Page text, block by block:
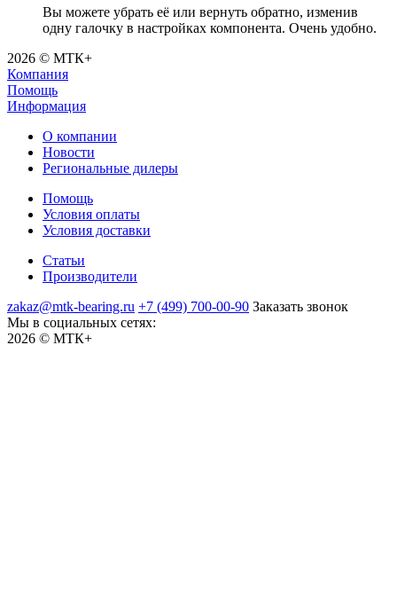
Вы можете убрать её или вернуть обратно, изменив
одну галочку в настройках компонента. Очень удобно.
2026 © МТК+
Компания
Помощь
Информация
О компании
Новости
Региональные дилеры
Помощь
Условия оплаты
Условия доставки
Статьи
Производители
zakaz@mtk-bearing.ru +7 (499) 700-00-90 Заказать звонок
Мы в социальных сетях:
2026 © МТК+